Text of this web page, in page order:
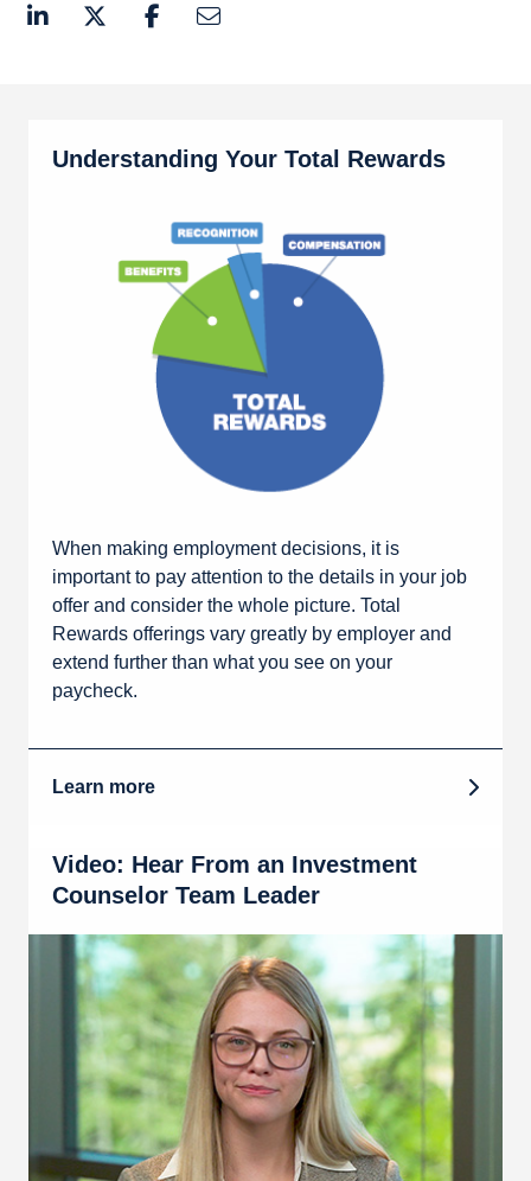
Understanding Your Total Rewards
When making employment decisions, it is
important to pay attention to the details in your job
offer and consider the whole picture. Total
Rewards offerings vary greatly by employer and
extend further than what you see on your
paycheck.
Learn more
Video: Hear From an Investment
Counselor Team Leader